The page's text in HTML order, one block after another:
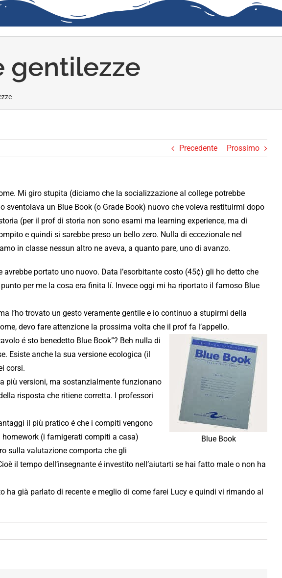
gentilezze
Precedente Prossimo
Mi giro stupita (diciamo che la socializzazione al college potrebbe
un Blue Book (o Grade Book) nuovo che voleva restituirmi dopo
(per il prof di storia non sono esami ma learning experience, ma di
e quindi si sarebbe preso un bello zero. Nulla di eccezionale nel
in classe nessun altro ne aveva, a quanto pare, uno di avanzo.
portato uno nuovo. Data l’esorbitante costo (45¢) gli ho detto che
per me la cosa era finita lí. Invece oggi mi ha riportato il famoso Blue
l’ho trovato un gesto veramente gentile e io continuo a stupirmi della
devo fare attenzione la prossima volta che il prof fa l’appello.
Blue Book
é sto benedetto Blue Book”? Beh nulla di
Esiste anche la sua versione ecologica (il
corsi.
più versioni, ma sostanzialmente funzionano
risposta che ritiene corretta. I professori
il più pratico é che i compiti vengono
(i famigerati compiti a casa)
sulla valutazione comporta che gli
il tempo dell’insegnante é investito nell’aiutarti se hai fatto male o non ha
ha già parlato di recente e meglio di come farei Lucy e quindi vi rimando al